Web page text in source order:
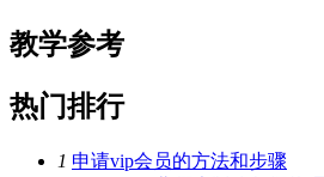
教学参考
热门排行
1 申请vip会员的方法和步骤